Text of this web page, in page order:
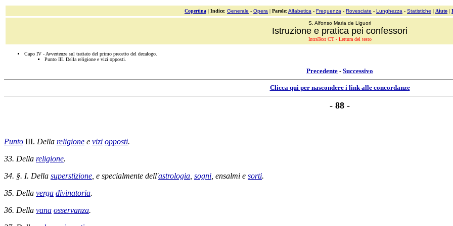
Copertina | Indice: Generale - Opera | Parole: Alfabetica - Frequenza - Rovesciate - Lunghezza - Statistiche | Aiuto |
S. Alfonso Maria de Liguori
Istruzione e pratica pei confessori
IntraText CT - Lettura del testo
Capo IV - Avvertenze sul trattato del primo precetto del decalogo.
Punto III. Della religione e vizi opposti.
Precedente - Successivo
Clicca qui per nascondere i link alle concordanze
- 88 -
Punto III. Della religione e vizi opposti.
33. Della religione.
34. §. I. Della superstizione , e specialmente dell'astrologia sogni ensalmi e sorti.
35. Della verga divinatoria.
36. Della vana osservanza.